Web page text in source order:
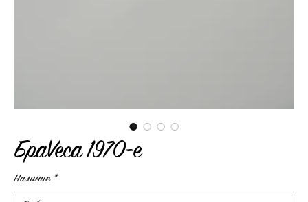
БраVeca 1970-е
Наличие *